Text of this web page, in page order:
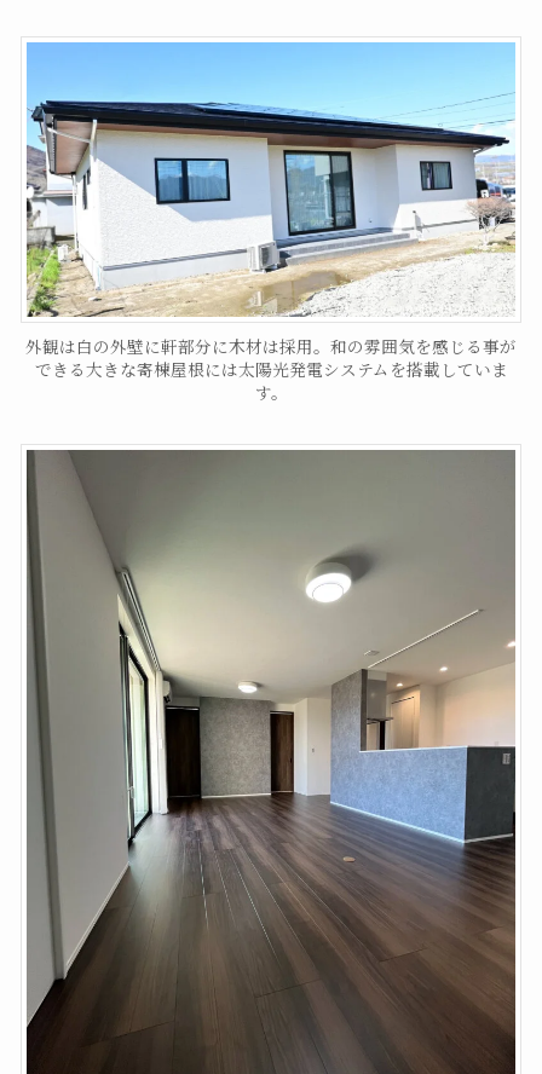
外観は白の外壁に軒部分に木材は採用。和の雰囲気を感じる事が
できる大きな寄棟屋根には太陽光発電システムを搭載していま
す。